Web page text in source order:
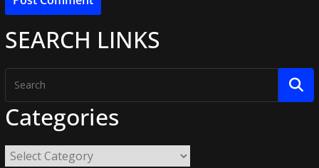
SEARCH LINKS
Categories